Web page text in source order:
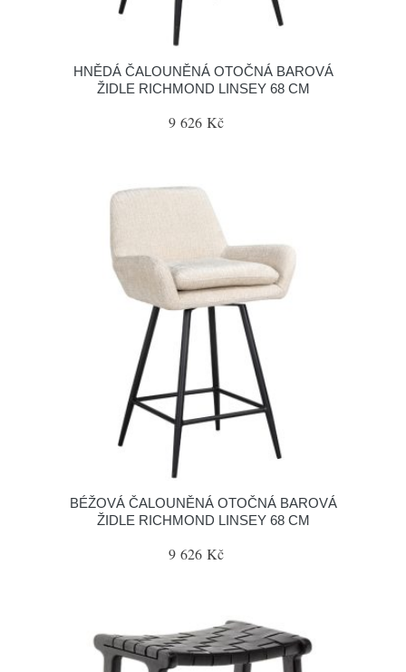
HNĚDÁ ČALOUNĚNÁ OTOČNÁ BAROVÁ
ŽIDLE RICHMOND LINSEY 68 CM
9 626 Kč
BÉŽOVÁ ČALOUNĚNÁ OTOČNÁ BAROVÁ
ŽIDLE RICHMOND LINSEY 68 CM
9 626 Kč